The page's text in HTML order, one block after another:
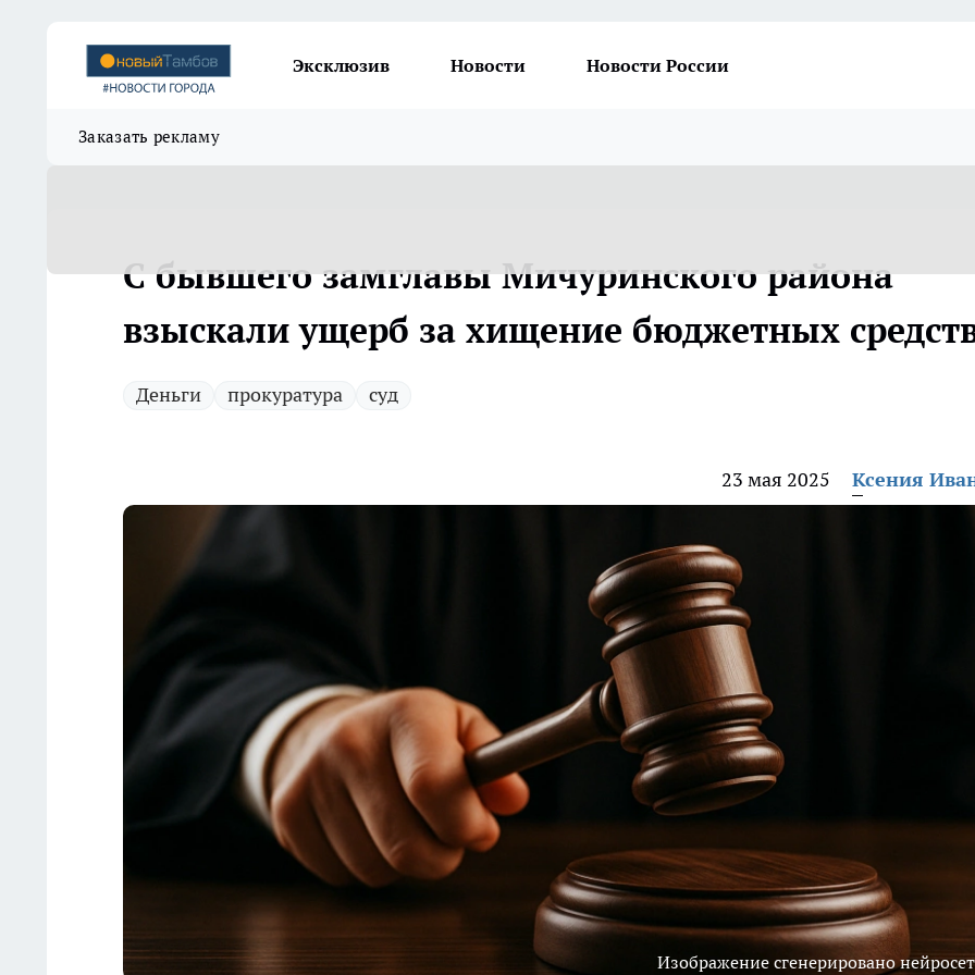
Эксклюзив Новости Новости России
Заказать рекламу
С бывшего замглавы Мичуринского района
взыскали ущерб за хищение бюджетных
Деньги прокуратура суд
23 мая 2025 Ксения
Изображение сгенерировано